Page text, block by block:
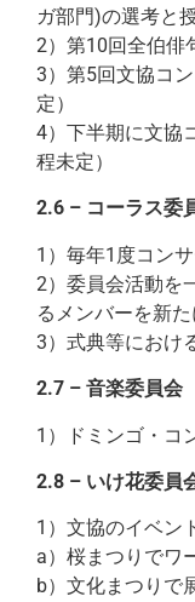
ガ部門)の選考と
2）第10回全伯俳
3）第5回文協コ
定）
4）下半期に文協
程未定）
2.6 – コーラス委
1）毎年1度コン
2）委員会活動を
るメンバーを新
3）式典等におけ
2.7 – 音楽委員会
1）ドミンゴ・コ
2.8 – いけ花委員
1）文協のイベン
a）桜まつりでワ
b）文化まつりで